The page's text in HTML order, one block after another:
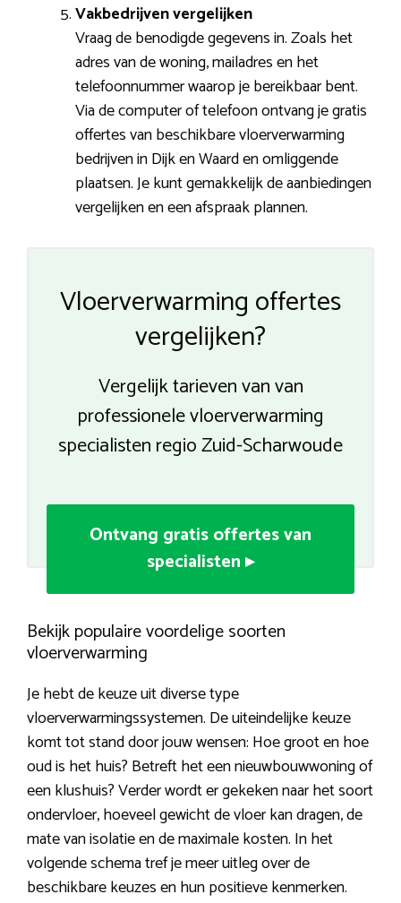
Vakbedrijven vergelijken
Vraag de benodigde gegevens in. Zoals het
adres van de woning, mailadres en het
telefoonnummer waarop je bereikbaar bent.
Via de computer of telefoon ontvang je gratis
offertes van beschikbare vloerverwarming
bedrijven in Dijk en Waard en omliggende
plaatsen. Je kunt gemakkelijk de aanbiedingen
vergelijken en een afspraak plannen.
Vloerverwarming offertes
vergelijken?
Vergelijk tarieven van van
professionele vloerverwarming
specialisten regio Zuid-Scharwoude
Ontvang gratis offertes van
specialisten ▸
Bekijk populaire voordelige soorten
vloerverwarming
Je hebt de keuze uit diverse type
vloerverwarmingssystemen. De uiteindelijke keuze
komt tot stand door jouw wensen: Hoe groot en hoe
oud is het huis? Betreft het een nieuwbouwwoning of
een klushuis? Verder wordt er gekeken naar het soort
ondervloer, hoeveel gewicht de vloer kan dragen, de
mate van isolatie en de maximale kosten. In het
volgende schema tref je meer uitleg over de
beschikbare keuzes en hun positieve kenmerken.